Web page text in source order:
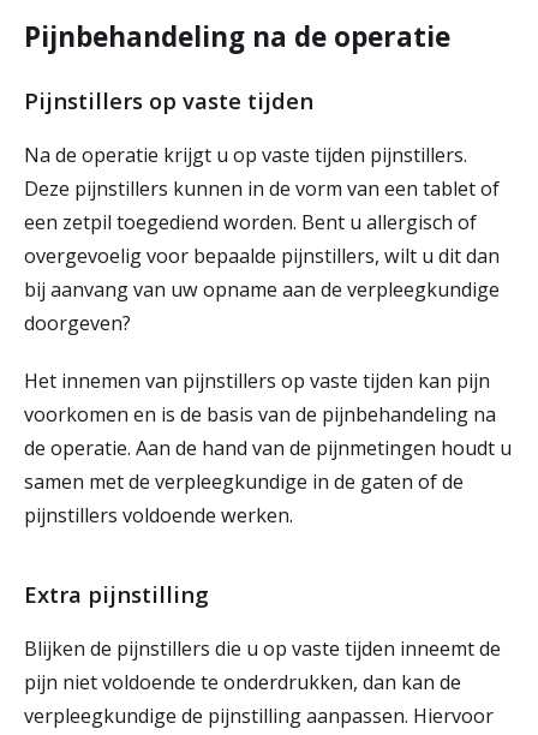
Pijnbehandeling na de operatie
Pijnstillers op vaste tijden
Na de operatie krijgt u op vaste tijden pijnstillers.
Deze pijnstillers kunnen in de vorm van een tablet of
een zetpil toegediend worden. Bent u allergisch of
overgevoelig voor bepaalde pijnstillers, wilt u dit dan
bij aanvang van uw opname aan de verpleegkundige
doorgeven?
Het innemen van pijnstillers op vaste tijden kan pijn
voorkomen en is de basis van de pijnbehandeling na
de operatie. Aan de hand van de pijnmetingen houdt u
samen met de verpleegkundige in de gaten of de
pijnstillers voldoende werken.
Extra pijnstilling
Blijken de pijnstillers die u op vaste tijden inneemt de
pijn niet voldoende te onderdrukken, dan kan de
verpleegkundige de pijnstilling aanpassen. Hiervoor